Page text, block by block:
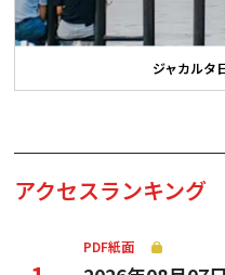
ジャカルタ
アクセスランキング
PDF紙面